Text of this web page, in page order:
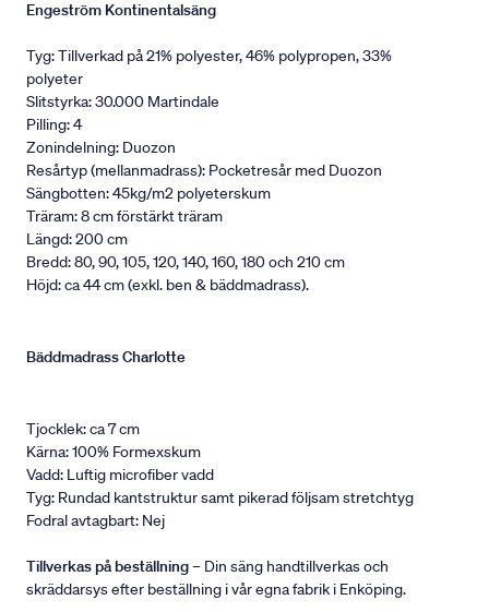
Engeström Kontinentalsäng
Tyg: Tillverkad på 21% polyester, 46% polypropen, 33%
polyeter
Slitstyrka: 30.000 Martindale
Pilling: 4
Zonindelning: Duozon
Resårtyp (mellanmadrass): Pocketresår med Duozon
Sängbotten: 45kg/m2 polyeterskum
Träram: 8 cm förstärkt träram
Längd: 200 cm
Bredd: 80, 90, 105, 120, 140, 160, 180 och 210 cm
Höjd: ca 44 cm (exkl. ben & bäddmadrass).
Bäddmadrass Charlotte
Tjocklek: ca 7 cm
Kärna: 100% Formexskum
Vadd: Luftig microfiber vadd
Tyg: Rundad kantstruktur samt pikerad följsam stretchtyg
Fodral avtagbart: Nej
Tillverkas på beställning– Din säng handtillverkas och
skräddarsys efter beställning i vår egna fabrik i Enköping.